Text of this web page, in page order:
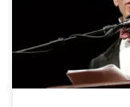
применением.
уставе премии,
потом